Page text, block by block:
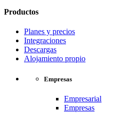
Productos
Planes y precios
Integraciones
Descargas
Alojamiento propio
Empresas
Empresarial
Empresas